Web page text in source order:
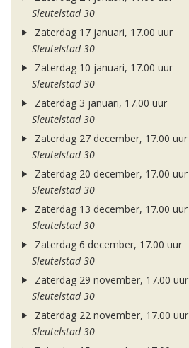
Sleutelstad 30
Zaterdag 17 januari, 17.00 uur
Sleutelstad 30
Zaterdag 10 januari, 17.00 uur
Sleutelstad 30
Zaterdag 3 januari, 17.00 uur
Sleutelstad 30
Zaterdag 27 december, 17.00 uur
Sleutelstad 30
Zaterdag 20 december, 17.00 uur
Sleutelstad 30
Zaterdag 13 december, 17.00 uur
Sleutelstad 30
Zaterdag 6 december, 17.00 uur
Sleutelstad 30
Zaterdag 29 november, 17.00 uur
Sleutelstad 30
Zaterdag 22 november, 17.00 uur
Sleutelstad 30